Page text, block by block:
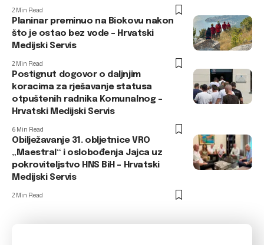
2 Min Read
Planinar preminuo na Biokovu nakon
što je ostao bez vode – Hrvatski
Medijski Servis
2 Min Read
Postignut dogovor o daljnjim
koracima za rješavanje statusa
otpuštenih radnika Komunalnog –
Hrvatski Medijski Servis
6 Min Read
Obilježavanje 31. obljetnice VRO
„Maestral“ i oslobođenja Jajca uz
pokroviteljstvo HNS BiH – Hrvatski
Medijski Servis
2 Min Read